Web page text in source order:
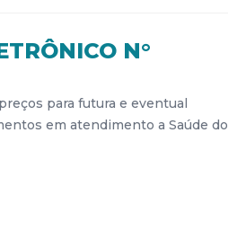
N°
para futura e eventual
em atendimento a Saúde do